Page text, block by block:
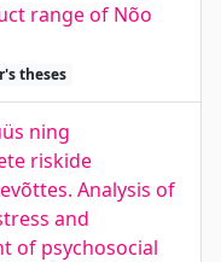
range of Nõo
theses
ning
riskide
Analysis of
and
of psychosocial